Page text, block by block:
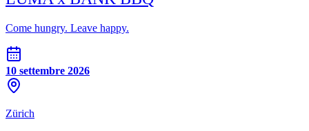
Come hungry. Leave happy.
10 settembre 2026
Zürich